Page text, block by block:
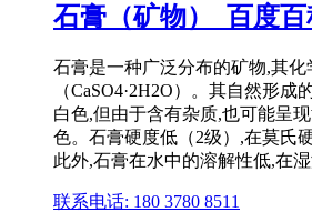
石膏（矿物）_百度百
石膏是一种广泛分布的矿物,其
（CaSO4·2H2O）。其自然形
白色,但由于含有杂质,也可能呈
色。石膏硬度低（2级）,在莫氏
此外,石膏在水中的溶解性低,在
联系电话: 180 3780 8511